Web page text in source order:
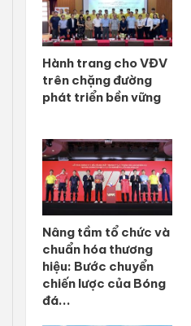
Hành trang cho VĐV
trên chặng đường
phát triển bền vững
Nâng tầm tổ chức và
chuẩn hóa thương
hiệu: Bước chuyển
chiến lược của Bóng
đá...